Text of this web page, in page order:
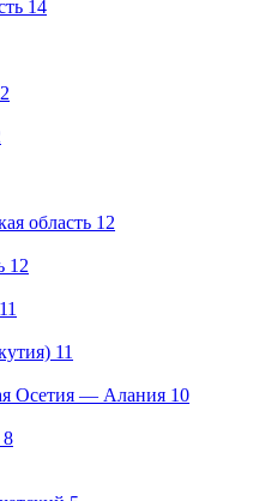
14
область 12
12
11
11
Осетия — Алания 10
8